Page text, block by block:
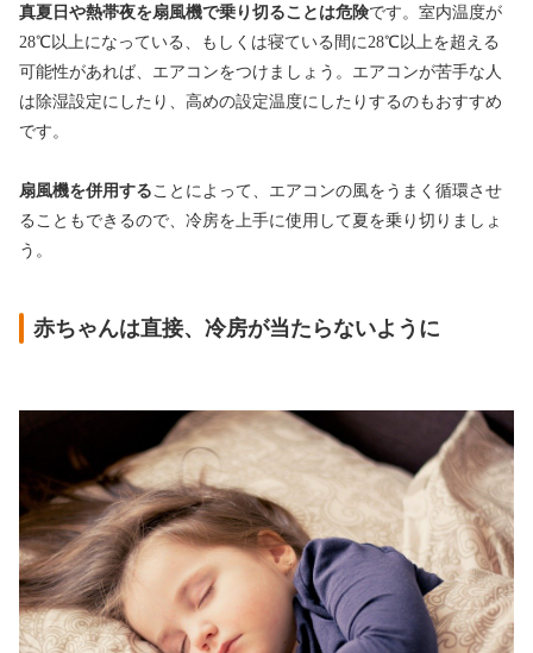
真夏日や熱帯夜を扇風機で乗り切ることは危険です。室内温度が
28℃以上になっている、もしくは寝ている間に28℃以上を超える
可能性があれば、エアコンをつけましょう。エアコンが苦手な人
は除湿設定にしたり、高めの設定温度にしたりするのもおすすめ
です。
扇風機を併用する ことによって、エアコンの風をうまく循環させ
ることもできるので、冷房を上手に使用して夏を乗り切りましょ
う。
赤ちゃんは直接、冷房が当たらないように